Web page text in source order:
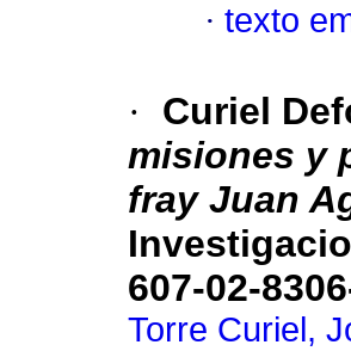
· texto
·
Curiel
misiones y
fray Juan
607-02-
Torre Curiel,